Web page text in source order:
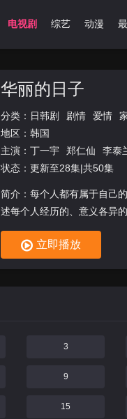
电视剧 综艺 动漫
华丽的日子
分类： 日韩剧 剧情 爱情
地区： 韩国
主演： 丁一宇 郑仁仙 李泰
状态：更新至28集|共50集
简介：每个人都有属于自己
述每个人经历的、意义各异的
立即播放
3
9
15